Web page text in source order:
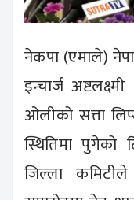
नेकपा (एमाले)
इन्चार्ज
ओलीको सत्ता
स्थितिमा पुगेको
जिल्ला